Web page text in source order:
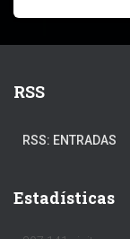
RSS
RSS: ENTRADAS
Estadísticas